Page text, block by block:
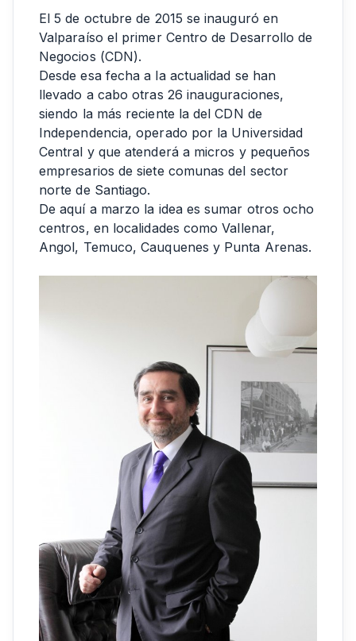
El 5 de octubre de 2015 se inauguró en
Valparaíso el primer Centro de Desarrollo de
Negocios (CDN).
Desde esa fecha a la actualidad se han
llevado a cabo otras 26 inauguraciones,
siendo la más reciente la del CDN de
Independencia, operado por la Universidad
Central y que atenderá a micros y pequeños
empresarios de siete comunas del sector
norte de Santiago.
De aquí a marzo la idea es sumar otros ocho
centros, en localidades como Vallenar,
Angol, Temuco, Cauquenes y Punta Arenas.